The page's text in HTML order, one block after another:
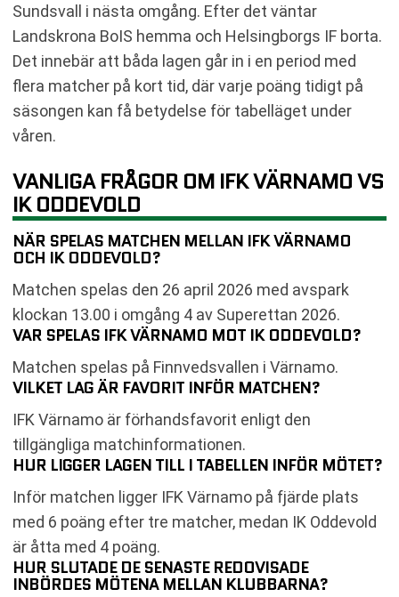
Sundsvall i nästa omgång. Efter det väntar
Landskrona BoIS hemma och Helsingborgs IF borta.
Det innebär att båda lagen går in i en period med
flera matcher på kort tid, där varje poäng tidigt på
säsongen kan få betydelse för tabelläget under
våren.
VANLIGA FRÅGOR OM IFK VÄRNAMO VS
IK ODDEVOLD
NÄR SPELAS MATCHEN MELLAN IFK VÄRNAMO
OCH IK ODDEVOLD?
Matchen spelas den 26 april 2026 med avspark
klockan 13.00 i omgång 4 av Superettan 2026.
VAR SPELAS IFK VÄRNAMO MOT IK ODDEVOLD?
Matchen spelas på Finnvedsvallen i Värnamo.
VILKET LAG ÄR FAVORIT INFÖR MATCHEN?
IFK Värnamo är förhandsfavorit enligt den
tillgängliga matchinformationen.
HUR LIGGER LAGEN TILL I TABELLEN INFÖR MÖTET?
Inför matchen ligger IFK Värnamo på fjärde plats
med 6 poäng efter tre matcher, medan IK Oddevold
är åtta med 4 poäng.
HUR SLUTADE DE SENASTE REDOVISADE
INBÖRDES MÖTENA MELLAN KLUBBARNA?